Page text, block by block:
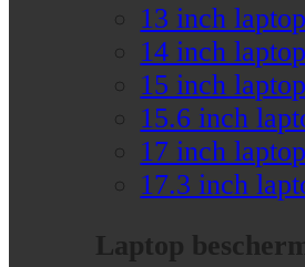
13 inch
14 inch
15 inch
15.6 inch
17 inch
17.3 inch
Laptop